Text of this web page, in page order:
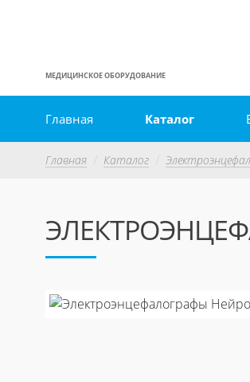
МЕДИЦИНСКОЕ ОБОРУДОВАНИЕ
Главная Каталог
Главная Каталог